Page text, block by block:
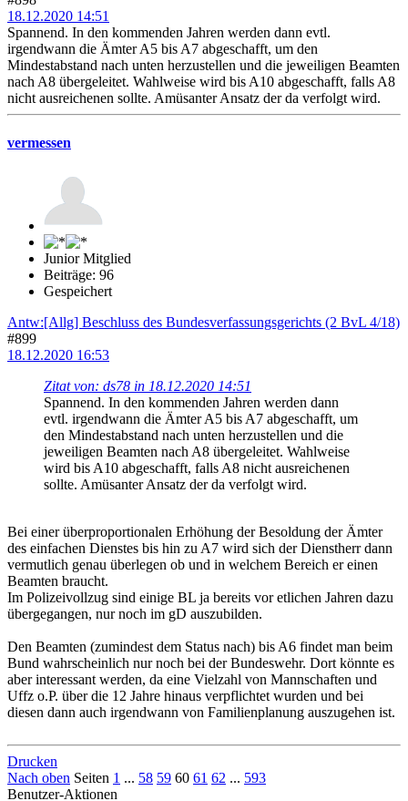
18.12.2020 14:51
Spannend. In den kommenden Jahren werden dann evtl.
irgendwann die Ämter A5 bis A7 abgeschafft, um den
Mindestabstand nach unten herzustellen und die jeweiligen Beamten
nach A8 übergeleitet. Wahlweise wird bis A10 abgeschafft, falls A8
nicht ausreichenen sollte. Amüsanter Ansatz der da verfolgt wird.
vermessen
Junior Mitglied
Beiträge: 96
Gespeichert
Antw:[Allg] Beschluss des Bundesverfassungsgerichts (2 BvL 4/18)
#899
18.12.2020 16:53
Zitat von: ds78 in 18.12.2020 14:51
Spannend. In den kommenden Jahren werden dann
evtl. irgendwann die Ämter A5 bis A7 abgeschafft, um
den Mindestabstand nach unten herzustellen und die
jeweiligen Beamten nach A8 übergeleitet. Wahlweise
wird bis A10 abgeschafft, falls A8 nicht ausreichenen
sollte. Amüsanter Ansatz der da verfolgt wird.
Bei einer überproportionalen Erhöhung der Besoldung der Ämter
des einfachen Dienstes bis hin zu A7 wird sich der Dienstherr dann
vermutlich genau überlegen ob und in welchem Bereich er einen
Beamten braucht.
Im Polizeivollzug sind einige BL ja bereits vor etlichen Jahren dazu
übergegangen, nur noch im gD auszubilden.
Den Beamten (zumindest dem Status nach) bis A6 findet man beim
Bund wahrscheinlich nur noch bei der Bundeswehr. Dort könnte es
aber interessant werden, da eine Vielzahl von Mannschaften und
Uffz o.P. über die 12 Jahre hinaus verpflichtet wurden und bei
diesen dann auch irgendwann von Familienplanung auszugehen ist.
Drucken
Nach oben Seiten 1 ... 58 59 60 61 62 ... 593
Benutzer-Aktionen